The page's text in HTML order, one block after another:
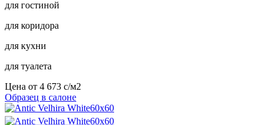
для гостиной
для коридора
для кухни
для туалета
Цена от 4 673 c/м2
Образец в салоне